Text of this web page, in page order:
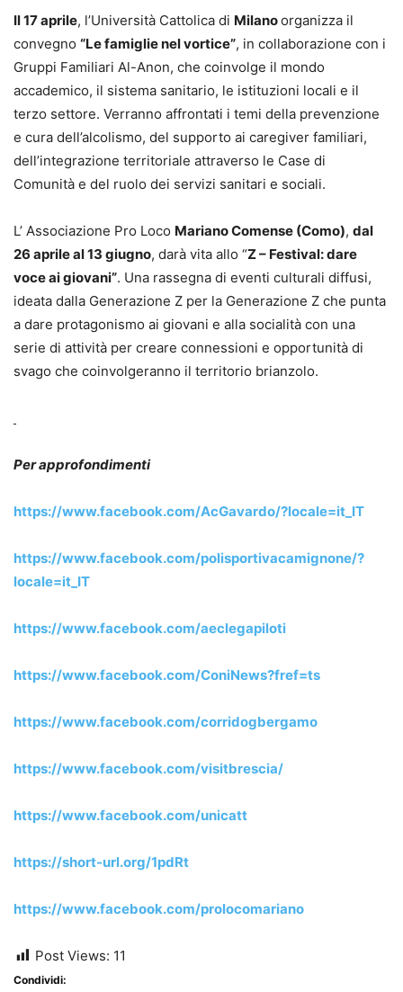
Il 17 aprile, l’Università Cattolica di Milanoorganizza il
convegno “Le famiglie nel vortice”, in collaborazione con i
Gruppi Familiari Al-Anon, che coinvolge il mondo
accademico, il sistema sanitario, le istituzioni locali e il
terzo settore. Verranno affrontati i temi della prevenzione
e cura dell’alcolismo, del supporto ai caregiver familiari,
dell’integrazione territoriale attraverso le Case di
Comunità e del ruolo dei servizi sanitari e sociali.
L’ Associazione Pro Loco Mariano Comense (Como), dal
26 aprile al 13 giugno, darà vita allo “Z – Festival: dare
voce ai giovani”. Una rassegna di eventi culturali diffusi,
ideata dalla Generazione Z per la Generazione Z che punta
a dare protagonismo ai giovani e alla socialità con una
serie di attività per creare connessioni e opportunità di
svago che coinvolgeranno il territorio brianzolo.
Per approfondimenti
https://www.facebook.com/AcGavardo/?locale=it_IT
https://www.facebook.com/polisportivacamignone/?
locale=it_IT
https://www.facebook.com/aeclegapiloti
https://www.facebook.com/ConiNews?fref=ts
https://www.facebook.com/corridogbergamo
https://www.facebook.com/visitbrescia/
https://www.facebook.com/unicatt
https://short-url.org/1pdRt
https://www.facebook.com/prolocomariano
Post Views: 11
Condividi: